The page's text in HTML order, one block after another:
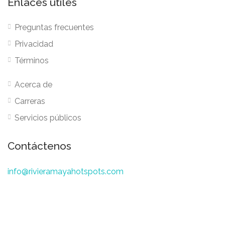
Preguntas frecuentes
Privacidad
Términos
Acerca de
Carreras
Servicios públicos
Contáctenos
info@rivieramayahotspots.com